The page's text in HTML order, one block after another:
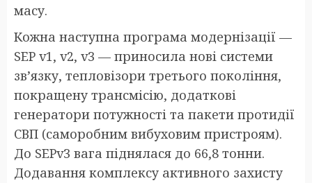
масу.
Кожна наступна програма модернізації —
SEP v1, v2, v3 — приносила нові системи
зв’язку, тепловізори третього покоління,
покращену трансмісію, додаткові
генератори потужності та пакети протидії
СВП (саморобним вибуховим пристроям).
До SEPv3 вага піднялася до 66,8 тонни.
Додавання комплексу активного захисту